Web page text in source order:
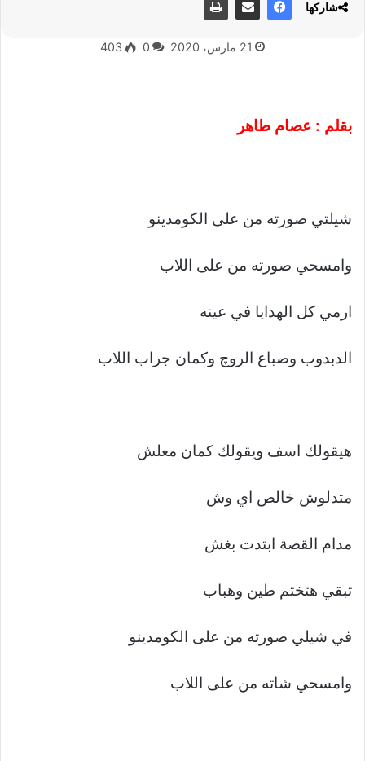
21 مارس، 2020 0
403
بقلم : عصام طاهر
شيلتي صورته من على الكومدينو
وامسحي صورته من على اللاب
ارمي كل الهدايا في عينه
الدبدوب وصباع الروچ وكمان جراب اللاب
هيقولك اسف ويقولك كمان معلش
متدلوش خالص اي وش
مدام القصة ابتدت بغش
تبقي هتختم طين وهباب
في شيلي صورته من على الكومدينو
وامسحي شاته من على اللاب
شاركها